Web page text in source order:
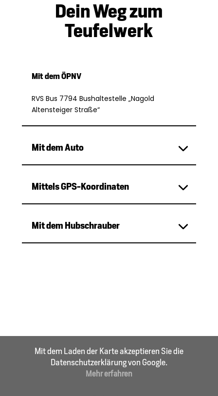
Dein Weg zum
Teufelwerk
Mit dem ÖPNV
RVS Bus 7794 Bushaltestelle „Nagold
Altensteiger Straße“
Mit dem Auto
Mittels GPS-Koordinaten
Mit dem Hubschrauber
Mit dem Laden der Karte akzeptieren Sie die
Datenschutzerklärung von Google.
Mehr erfahren